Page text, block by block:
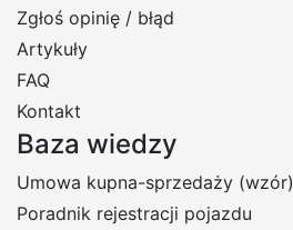
Zgłoś opinię / błąd
Artykuły
FAQ
Kontakt
Baza wiedzy
Umowa kupna-sprzedaży (wzór)
Poradnik rejestracji pojazdu